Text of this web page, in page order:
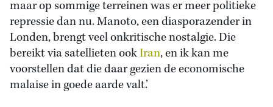
maar op sommige terreinen was er meer politieke
repressie dan nu. Manoto, een diasporazender in
Londen, brengt veel onkritische nostalgie. Die
bereikt via satellieten ookIran, en ik kan me
voorstellen dat die daar gezien de economische
malaise in goede aarde valt.’